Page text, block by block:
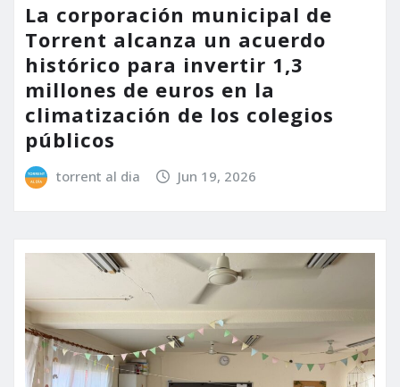
La corporación municipal de
Torrent alcanza un acuerdo
histórico para invertir 1,3
millones de euros en la
climatización de los colegios
públicos
torrent al dia Jun 19, 2026